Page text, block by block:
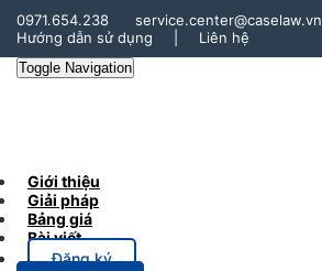
0971.654.238
service.center@caselaw.vn
Hướng dẫn sử dụng
Liên hệ
Toggle Navigation
Giới thiệu
Giải pháp
Bảng giá
Bài viết
Đăng ký